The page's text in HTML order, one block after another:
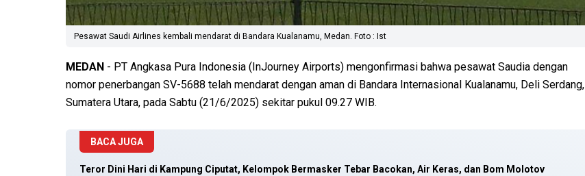
Pesawat Saudi Airlines kembali mendarat di Bandara Kualanamu, Medan. Foto : Ist
MEDAN - PT Angkasa Pura Indonesia (InJourney Airports) mengonfirmasi bahwa pesawat Saudia dengan
nomor penerbangan SV-5688 telah mendarat dengan aman di Bandara Internasional Kualanamu, Deli Serdang,
Sumatera Utara, pada Sabtu (21/6/2025) sekitar pukul 09.27 WIB.
BACA JUGA
Teror Dini Hari di Kampung Ciputat, Kelompok Bermasker Tebar Bacokan, Air Keras, dan Bom Molotov